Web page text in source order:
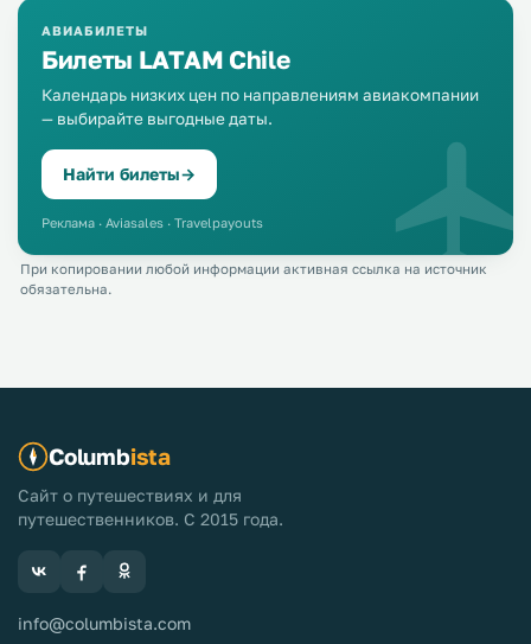
АВИАБИЛЕТЫ
Билеты LATAM Chile
Календарь низких цен по направлениям авиакомпании
— выбирайте выгодные даты.
Найти билеты→
Реклама · Aviasales · Travelpayouts
При копировании любой информации активная ссылка на источник
обязательна.
Columbista
Сайт о путешествиях и для
путешественников. С 2015 года.
info@columbista.com